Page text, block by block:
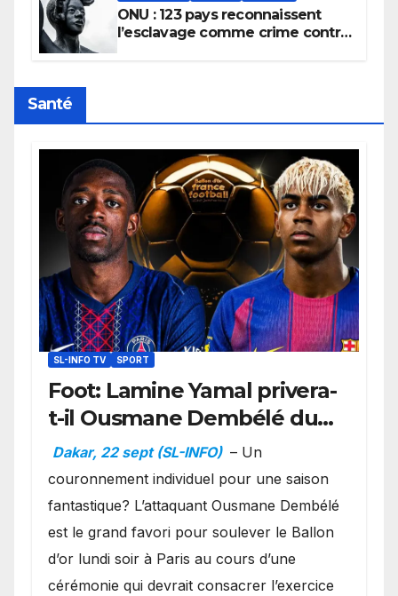
ONU : 123 pays reconnaissent
l’esclavage comme crime contre
Santé
SL-INFO TV SPORT
Foot: Lamine Yamal privera-
t-il Ousmane Dembélé du
Ballon d’or ?
Dakar, 22 sept (SL-INFO) – Un
couronnement individuel pour une saison
fantastique? L’attaquant Ousmane Dembélé
est le grand favori pour soulever le Ballon
d’or lundi soir à Paris au cours d’une
cérémonie qui devrait consacrer l’exercice